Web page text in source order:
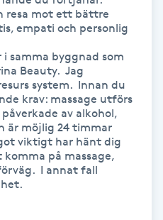
resa mot ett bättre
empati och personlig
i samma byggnad som
Beauty.  Jag
system.  Innan du
krav: massage utförs
av alkohol,
är möjlig 24 timmar
viktigt har hänt dig
på massage,
I annat fall